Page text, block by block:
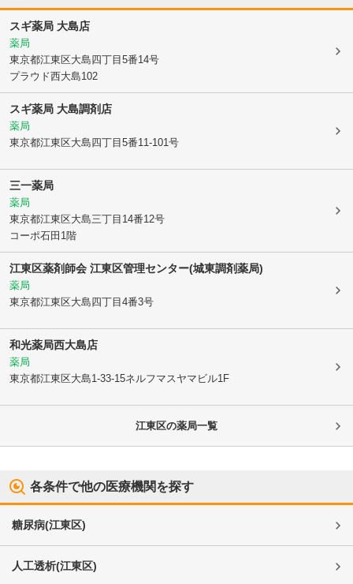
スギ薬局 大島店
薬局
東京都江東区大島四丁目5番14号
プラウド西大島102
スギ薬局 大島調剤店
薬局
東京都江東区大島四丁目5番11-101号
三一薬局
薬局
東京都江東区大島三丁目14番12号
コーポ石田1階
江東区薬剤師会 江東区管理センター(城東調剤薬局)
薬局
東京都江東区大島四丁目4番3号
和光薬局西大島店
薬局
東京都江東区大島1-33-15ネルフマスヤマビル1F
江東区の薬局一覧
各条件で他の医療機関を探す
糖尿病(江東区)
人工透析(江東区)